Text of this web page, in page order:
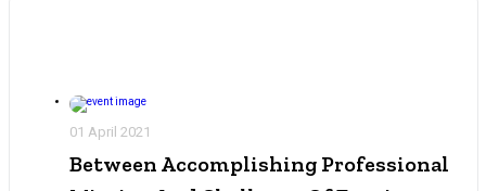
01 April 2021
Between Accomplishing Professional